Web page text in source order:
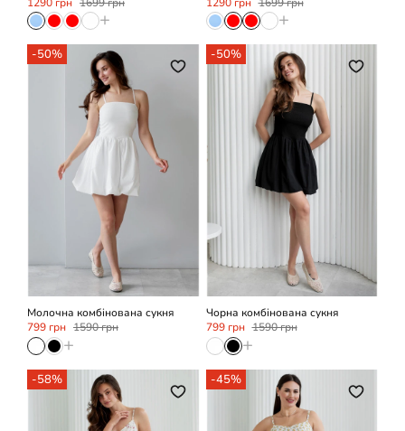
+ +
-50%
XS/S
Молочна комбінована сукня
799 грн 1590 грн
+
-50%
XS/S
Чорна комбінована сукня
799 грн 1590 грн
+
-58% -45%